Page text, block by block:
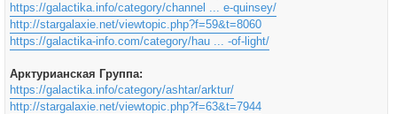
https://galactika.info/category/channel ... e-quinsey/
http://stargalaxie.net/viewtopic.php?f=59&t=8060
https://galactika-info.com/category/hau ... -of-light/
Арктурианская Группа:
https://galactika.info/category/ashtar/arktur/
http://stargalaxie.net/viewtopic.php?f=63&t=7944